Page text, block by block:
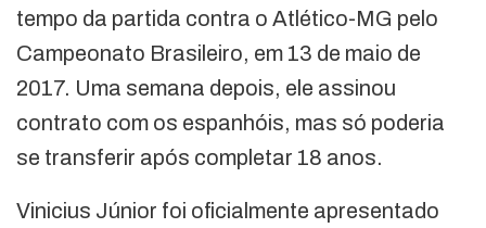
tempo da partida contra o Atlético-MG pelo
Campeonato Brasileiro, em 13 de maio de
2017. Uma semana depois, ele assinou
contrato com os espanhóis, mas só poderia
se transferir após completar 18 anos.
Vinicius Júnior foi oficialmente apresentado